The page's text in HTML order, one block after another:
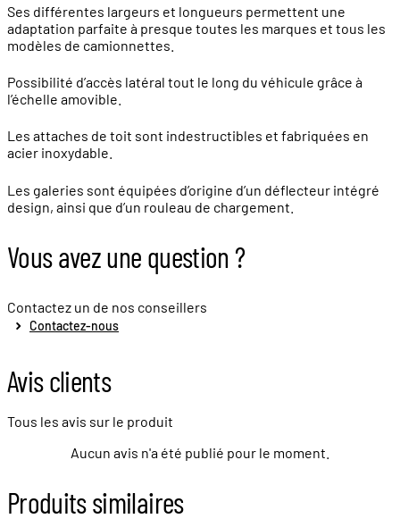
Ses différentes largeurs et longueurs permettent une
adaptation parfaite à presque toutes les marques et tous les
modèles de camionnettes.
Possibilité d’accès latéral tout le long du véhicule grâce à
l’échelle amovible.
Les attaches de toit sont indestructibles et fabriquées en
acier inoxydable.
Les galeries sont équipées d’origine d’un déflecteur intégré
design, ainsi que d’un rouleau de chargement.
Vous avez une question ?
Contactez un de nos conseillers
Contactez-nous
Avis clients
Tous les avis sur le produit
Aucun avis n'a été publié pour le moment.
Produits similaires